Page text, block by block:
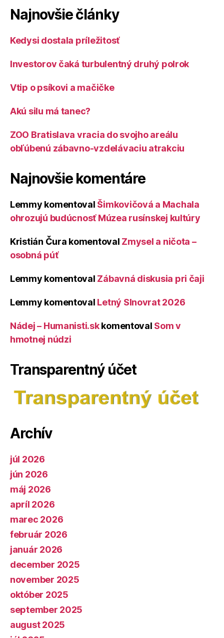
Najnovšie články
Kedysi dostala príležitosť
Investorov čaká turbulentný druhý polrok
Vtip o psíkovi a mačičke
Akú silu má tanec?
ZOO Bratislava vracia do svojho areálu
obľúbenú zábavno-vzdelávaciu atrakciu
Najnovšie komentáre
Lemmy komentoval Šimkovičová a Machala
ohrozujú budúcnosť Múzea rusínskej kultúry
Kristián Čura komentoval Zmysel a ničota –
osobná púť
Lemmy komentoval Zábavná diskusia pri čaji
Lemmy komentoval Letný Slnovrat 2026
Nádej – Humanisti.skkomentoval Som v
hmotnej núdzi
Transparentný účet
Archív
júl 2026
jún 2026
máj 2026
apríl 2026
marec 2026
február 2026
január 2026
december 2025
november 2025
október 2025
september 2025
august 2025